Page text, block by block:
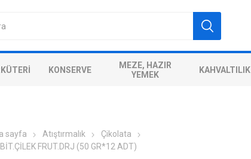
KONSERVE
MEZE, HAZIR
YEMEK
KAHVALTILIK
sayfa Atıştırmalık
Çikolata
BİT.ÇİLEK FRUT.DRJ (50 GR*12 ADT)